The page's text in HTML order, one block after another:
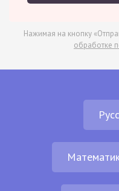
Нажимая на кнопку
обработке